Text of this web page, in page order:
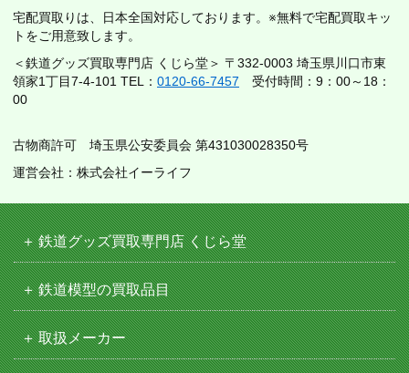
宅配買取りは、日本全国対応しております。※無料で宅配買取キッ
トをご用意致します。
＜鉄道グッズ買取専門店 くじら堂＞ 〒332-0003 埼玉県川口市東
領家1丁目7-4-101 TEL： 0120-66-7457 受付時間：9：00～18：
00
古物商許可 埼玉県公安委員会 第431030028350号
運営会社：株式会社イーライフ
鉄道グッズ買取専門店 くじら堂
鉄道模型の買取品目
取扱メーカー